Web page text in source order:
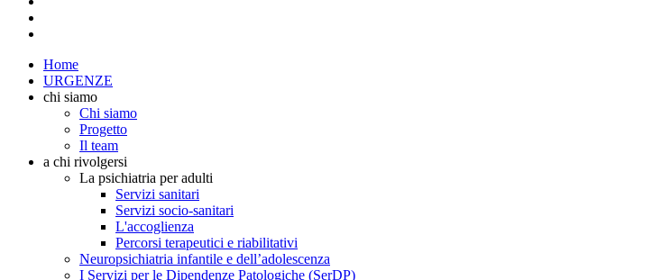
Home
URGENZE
chi siamo
Chi siamo
Progetto
Il team
a chi rivolgersi
La psichiatria per adulti
Servizi sanitari
Servizi socio-sanitari
L'accoglienza
Percorsi terapeutici e riabilitativi
Neuropsichiatria infantile e dell’adolescenza
I Servizi per le Dipendenze Patologiche (SerDP)